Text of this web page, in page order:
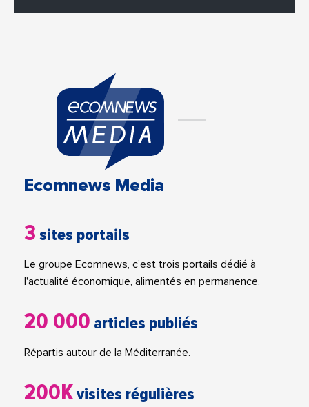
Ecomnews Media
3 sites portails
Le groupe Ecomnews, c'est trois portails dédié à
l'actualité économique, alimentés en permanence.
20 000 articles publiés
Répartis autour de la Méditerranée.
200Kvisites régulières